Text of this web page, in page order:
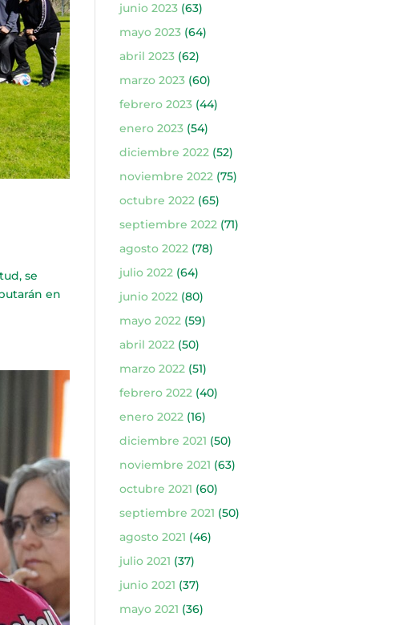
se
en
junio 2023(63)
mayo 2023(64)
abril 2023(62)
marzo 2023(60)
febrero 2023(44)
enero 2023(54)
diciembre 2022(52)
noviembre 2022(75)
octubre 2022(65)
septiembre 2022(71)
agosto 2022(78)
julio 2022(64)
junio 2022(80)
mayo 2022(59)
abril 2022(50)
marzo 2022(51)
febrero 2022(40)
enero 2022(16)
diciembre 2021 (50)
noviembre 2021 (63)
octubre 2021 (60)
septiembre 2021 (50)
agosto 2021 (46)
julio 2021 (37)
junio 2021 (37)
mayo 2021 (36)